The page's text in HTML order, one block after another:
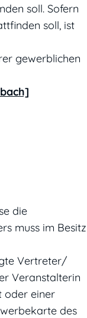
soll. Sofern
soll, ist
gewerblichen
die
muss im Besitz
Vertreter/
Veranstalterin
oder einer
des